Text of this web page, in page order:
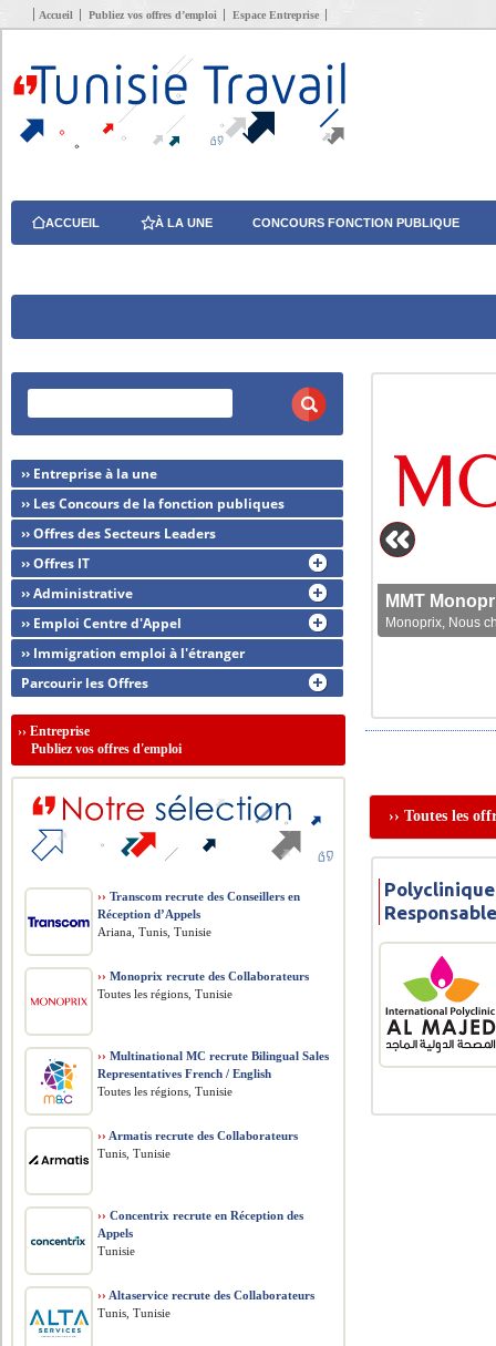
Accueil Publiez vos offres d’emploi Espace Entreprise
ACCUEIL À LA UNE CONCOURS FONCTION PUBLIQUE
MMT
Monoprix, Nous
›› Toutes les
›› Entreprise à la une
›› Les Concours de la fonction publiques
›› Offres des Secteurs Leaders
›› Offres IT
›› Administrative
›› Emploi Centre d'Appel
›› Immigration emploi à l'étranger
Parcourir les Offres
››Entreprise
Publiez vos offres d'emploi
›› Transcom recrute des Conseillers en
Réception d’Appels
Ariana, Tunis, Tunisie
›› Monoprix recrute des Collaborateurs
Toutes les régions, Tunisie
›› Multinational MC recrute Bilingual Sales
Representatives French / English
Toutes les régions, Tunisie
›› Armatis recrute des Collaborateurs
Tunis, Tunisie
›› Concentrix recrute en Réception des
Appels
Tunisie
›› Altaservice recrute des Collaborateurs
Tunis, Tunisie